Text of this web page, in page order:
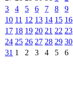
3
4 5 6 7 8
9
10 11 12 13 14 15 16
17 18 19 20 21 22 23
24 25 26 27 28 29 30
31 1 2 3 4 5 6